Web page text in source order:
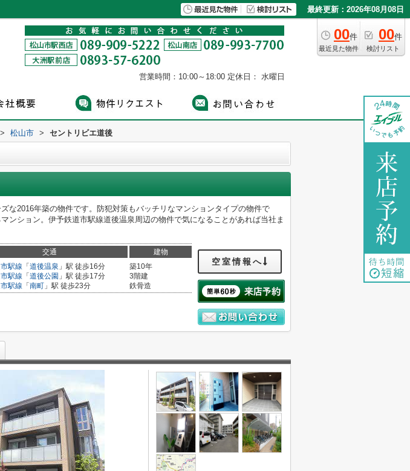
最終更新：2026年08月08日
00件
最近見た物件
00件
検討リスト
営業時間：10:00～18:00 定休日： 水曜日
> 松山市 > セントリビエ道後
な2016年築の物件です。防犯対策もバッチリなマンションタイプの物件で
ンション。伊予鉄道市駅線道後温泉周辺の物件で気になることがあれば当社ま
交通 建物
駅線 「 道後温泉 」駅 徒歩16分
駅線 「 道後公園 」駅 徒歩17分
駅線 「 南町 」駅 徒歩23分
築10年
3階建
鉄骨造
空室情報へ